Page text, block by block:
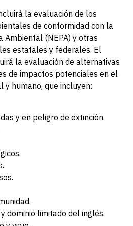
la evaluación de los
de conformidad con la
Ambiental (NEPA) y otras
estatales y federales. El
la evaluación de alternativas
de impactos potenciales en el
y humano, que incluyen:
y en peligro de extinción.
dominio limitado del inglés.